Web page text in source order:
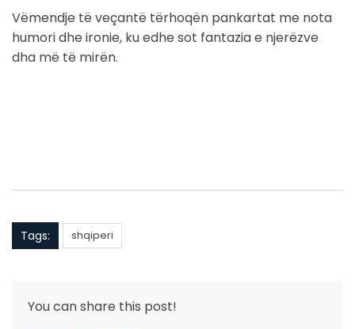
Vëmendje të veçantë tërhoqën pankartat me nota
humori dhe ironie, ku edhe sot fantazia e njerëzve
dha më të mirën.
Tags: shqiperi
You can share this post!